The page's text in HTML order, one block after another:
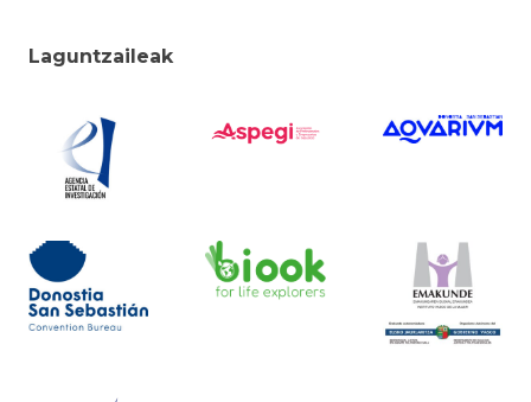
Laguntzaileak